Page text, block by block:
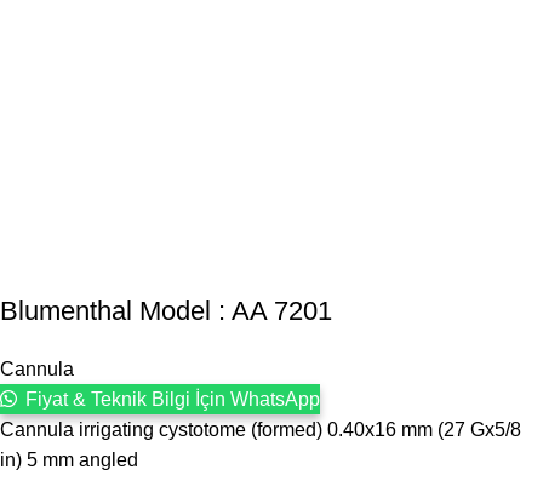
Blumenthal Model : AA 7201
Cannula
Fiyat & Teknik Bilgi İçin WhatsApp
Cannula irrigating cystotome (formed) 0.40x16 mm (27 Gx5/8
in) 5 mm angled